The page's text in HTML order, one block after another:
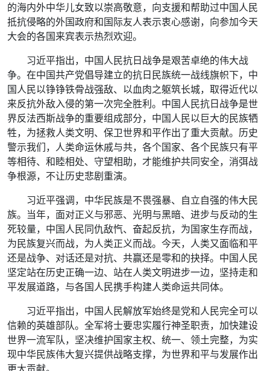
的海内外中华儿女致以崇高敬意，向支援和帮助过中国人民
抵抗侵略的外国政府和国际友人表示衷心感谢，向参加今天
大会的各国来宾表示热烈欢迎。
习近平指出，中国人民抗日战争是艰苦卓绝的伟大战
争。在中国共产党倡导建立的抗日民族统一战线旗帜下，中
国人民以铮铮铁骨战强敌、以血肉之躯筑长城，取得近代以
来反抗外敌入侵的第一次完全胜利。中国人民抗日战争是世
界反法西斯战争的重要组成部分，中国人民以巨大的民族牺
牲，为拯救人类文明、保卫世界和平作出了重大贡献。历史
警示我们，人类命运休戚与共，各个国家、各个民族只有平
等相待、和睦相处、守望相助，才能维护共同安全，消弭战
争根源，不让历史悲剧重演。
习近平强调，中华民族是不畏强暴、自立自强的伟大民
族。当年，面对正义与邪恶、光明与黑暗、进步与反动的生
死较量，中国人民同仇敌忾、奋起反抗，为国家生存而战，
为民族复兴而战，为人类正义而战。今天，人类又面临和平
还是战争、对话还是对抗、共赢还是零和的抉择。中国人民
坚定站在历史正确一边、站在人类文明进步一边，坚持走和
平发展道路，与各国人民携手构建人类命运共同体。
习近平指出，中国人民解放军始终是党和人民完全可以
信赖的英雄部队。全军将士要忠实履行神圣职责，加快建设
世界一流军队，坚决维护国家主权、统一、领土完整，为实
现中华民族伟大复兴提供战略支撑，为世界和平与发展作出
更大贡献。